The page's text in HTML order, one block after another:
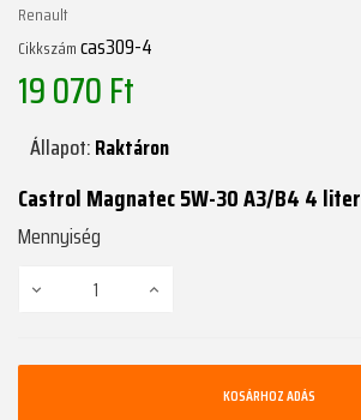
Renault
Cikkszámcas309-4
19 070 Ft
Állapot:Raktáron
Castrol Magnatec 5W-30 A3/B4 4 liter
Mennyiség
KOSÁRHOZ ADÁS